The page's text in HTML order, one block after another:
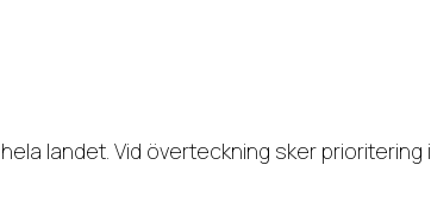
landet. Vid överteckning sker prioritering i